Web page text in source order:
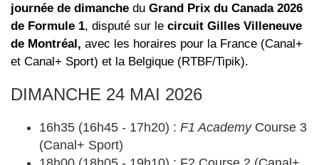
journée de dimanche du Grand Prix du Canada 2026
de Formule 1, disputé sur le circuit Gilles Villeneuve
de Montréal, avec les horaires pour la France (Canal+
et Canal+ Sport) et la Belgique (RTBF/Tipik).
DIMANCHE 24 MAI 2026
16h35 (16h45 - 17h20) : F1 AcademyCourse 3
(Canal+ Sport)